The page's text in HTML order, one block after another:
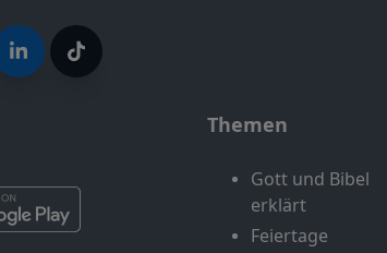
Themen
Gott und Bibel
erklärt
Feiertage